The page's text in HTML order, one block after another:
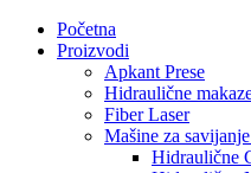
Početna
Proizvodi
Apkant Prese
Hidraulične
Fiber Laser
Mašine za
Hidraulične